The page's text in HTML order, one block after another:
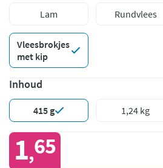
Lam Rundvlees
Vleesbrokjes
met kip
Inhoud
415 g 1,24 kg
1,65